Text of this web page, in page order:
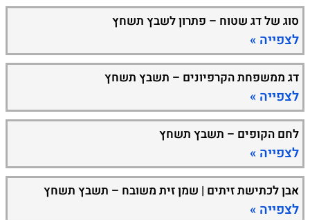
סוג של דג שטוח – פתרון לשבץ תשחץ
לצפייה »
דג ממשפחת הקרפיונים – תשבץ תשחץ
לצפייה »
לחם הקופים – תשבץ תשחץ
לצפייה »
אבן לכתישת זיתים | שמן זית משובח – תשבץ תשחץ
לצפייה »